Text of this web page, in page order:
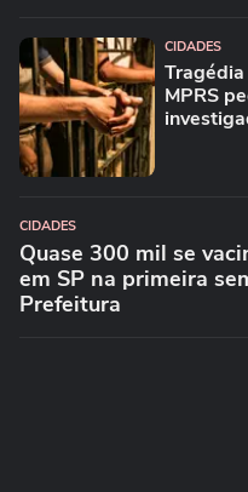
CIDADES
Tragédia
MPRS
CIDADES
Quase 300 mil se
em SP na primeira
Prefeitura